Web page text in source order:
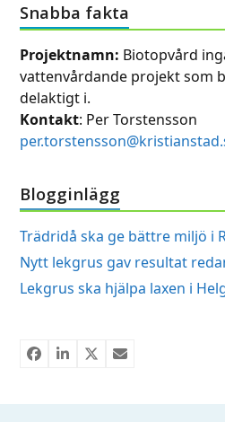
Snabba fakta
Projektnamn: Biotopvård
vattenvårdande projekt som
delaktigt i.
Kontakt: Per Torstensson
Blogginlägg
Trädridå ska ge bättre miljö i
Nytt lekgrus gav resultat
Lekgrus ska hjälpa laxen i